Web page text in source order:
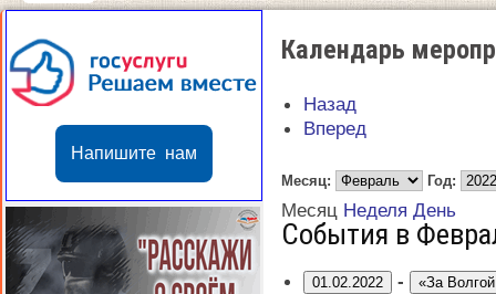
Напишите нам
Календарь
Назад
Вперед
Месяц: Год:
Месяц Неделя День
События в
01.02.2022 - «За